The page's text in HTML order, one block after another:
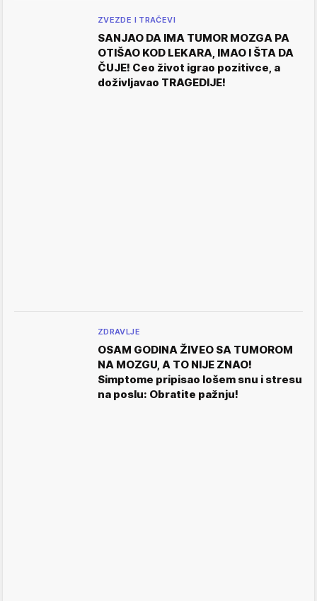
ZVEZDE I TRAČEVI
SANJAO DA IMA TUMOR MOZGA PA
OTIŠAO KOD LEKARA, IMAO I ŠTA DA
ČUJE! Ceo život igrao pozitivce, a
doživljavao TRAGEDIJE!
ZDRAVLJE
OSAM GODINA ŽIVEO SA TUMOROM
NA MOZGU, A TO NIJE ZNAO!
Simptome pripisao lošem snu i stresu
na poslu: Obratite pažnju!